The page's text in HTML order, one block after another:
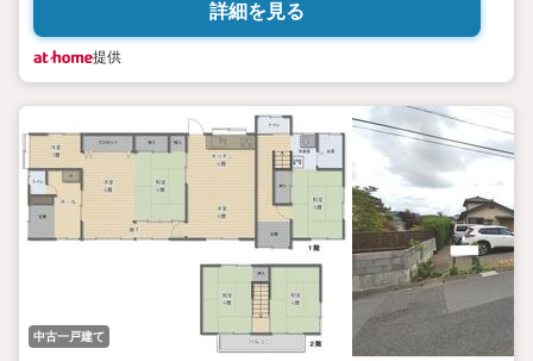
詳細を見る
提供
中古一戸建て